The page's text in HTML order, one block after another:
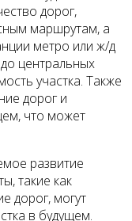
дорог,
маршрутам, а
метро или ж/д
центральных
участка. Также
дорог и
что может
развитие
такие как
дорог, могут
в будущем.